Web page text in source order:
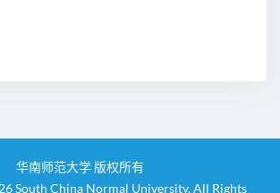
华南师范大学 版权所有
South China Normal University. All Rights